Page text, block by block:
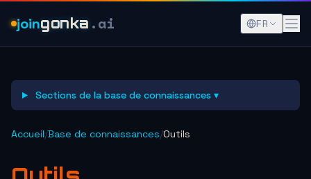
joingonka .ai FR
Sections de la base de connaissances ▾
Accueil/Base de connaissances/Outils